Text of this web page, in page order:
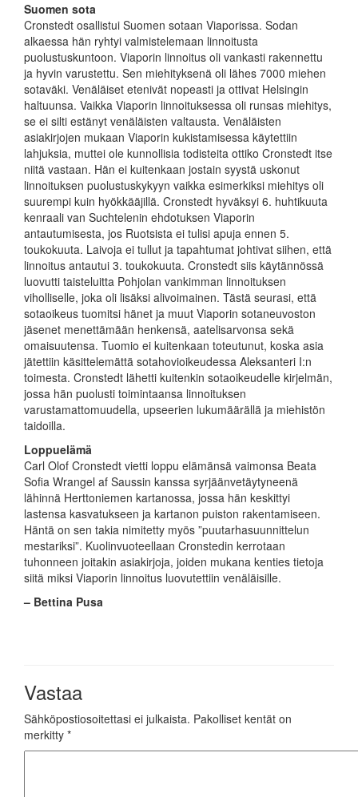
Suomen sota
Cronstedt osallistui Suomen sotaan Viaporissa. Sodan
alkaessa hän ryhtyi valmistelemaan linnoitusta
puolustuskuntoon. Viaporin linnoitus oli vankasti rakennettu
ja hyvin varustettu. Sen miehityksenä oli lähes 7000 miehen
sotaväki. Venäläiset etenivät nopeasti ja ottivat Helsingin
haltuunsa. Vaikka Viaporin linnoituksessa oli runsas miehitys,
se ei silti estänyt venäläisten valtausta. Venäläisten
asiakirjojen mukaan Viaporin kukistamisessa käytettiin
lahjuksia, muttei ole kunnollisia todisteita ottiko Cronstedt itse
niitä vastaan. Hän ei kuitenkaan jostain syystä uskonut
linnoituksen puolustuskykyyn vaikka esimerkiksi miehitys oli
suurempi kuin hyökkääjillä. Cronstedt hyväksyi 6. huhtikuuta
kenraali van Suchtelenin ehdotuksen Viaporin
antautumisesta, jos Ruotsista ei tulisi apuja ennen 5.
toukokuuta. Laivoja ei tullut ja tapahtumat johtivat siihen, että
linnoitus antautui 3. toukokuuta. Cronstedt siis käytännössä
luovutti taisteluitta Pohjolan vankimman linnoituksen
viholliselle, joka oli lisäksi alivoimainen. Tästä seurasi, että
sotaoikeus tuomitsi hänet ja muut Viaporin sotaneuvoston
jäsenet menettämään henkensä, aatelisarvonsa sekä
omaisuutensa. Tuomio ei kuitenkaan toteutunut, koska asia
jätettiin käsittelemättä sotahovioikeudessa Aleksanteri I:n
toimesta. Cronstedt lähetti kuitenkin sotaoikeudelle kirjelmän,
jossa hän puolusti toimintaansa linnoituksen
varustamattomuudella, upseerien lukumäärällä ja miehistön
taidoilla.
Loppuelämä
Carl Olof Cronstedt vietti loppu elämänsä vaimonsa Beata
Sofia Wrangel af Saussin kanssa syrjäänvetäytyneenä
lähinnä Herttoniemen kartanossa, jossa hän keskittyi
lastensa kasvatukseen ja kartanon puiston rakentamiseen.
Häntä on sen takia nimitetty myös ”puutarhasuunnittelun
mestariksi”. Kuolinvuoteellaan Cronstedin kerrotaan
tuhonneen joitakin asiakirjoja, joiden mukana kenties tietoja
siitä miksi Viaporin linnoitus luovutettiin venäläisille.
– Bettina Pusa
Vastaa
Sähköpostiosoitettasi ei julkaista. Pakolliset kentät on
merkitty *